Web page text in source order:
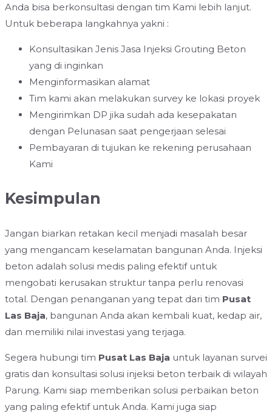
Anda bisa berkonsultasi dengan tim Kami lebih lanjut.
Untuk beberapa langkahnya yakni :
Konsultasikan Jenis Jasa Injeksi Grouting Beton
yang di inginkan
Menginformasikan alamat
Tim kami akan melakukan survey ke lokasi proyek
Mengirimkan DP jika sudah ada kesepakatan
dengan Pelunasan saat pengerjaan selesai
Pembayaran di tujukan ke rekening perusahaan
Kami
Kesimpulan
Jangan biarkan retakan kecil menjadi masalah besar
yang mengancam keselamatan bangunan Anda. Injeksi
beton adalah solusi medis paling efektif untuk
mengobati kerusakan struktur tanpa perlu renovasi
total. Dengan penanganan yang tepat dari tim Pusat
Las Baja, bangunan Anda akan kembali kuat, kedap air,
dan memiliki nilai investasi yang terjaga.
Segera hubungi tim Pusat Las Baja untuk layanan survei
gratis dan konsultasi solusi injeksi beton terbaik di wilayah
Parung. Kami siap memberikan solusi perbaikan beton
yang paling efektif untuk Anda. Kami juga siap